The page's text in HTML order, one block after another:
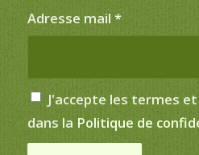
Adresse mail *
J'accepte les termes
dans la Politique de